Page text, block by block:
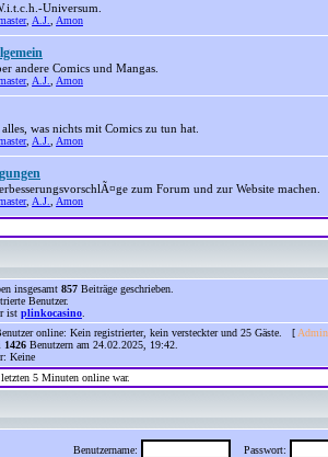
Universum.
, A.J. Amon
andere Comics und Mangas.
, A.J. Amon
was nichts mit Comics zu tun hat.
, A.J. Amon
zum Forum und zur Website machen.
, A.J. Amon
insgesamt 857 Beiträge geschrieben.
Benutzer.
ist plinkocasino
online: Kein registrierter, kein versteckter und 25 Gäste. [
1426 Benutzern am 24.02.2025, 19:42.
Keine
5 Minuten online war.
Benutzername: Passwort: